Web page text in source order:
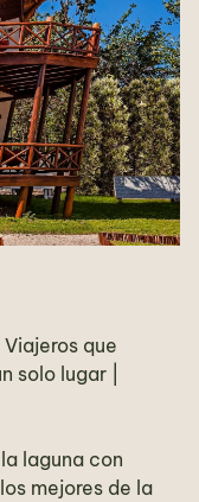
Viajeros que
solo lugar |
laguna con
mejores de la